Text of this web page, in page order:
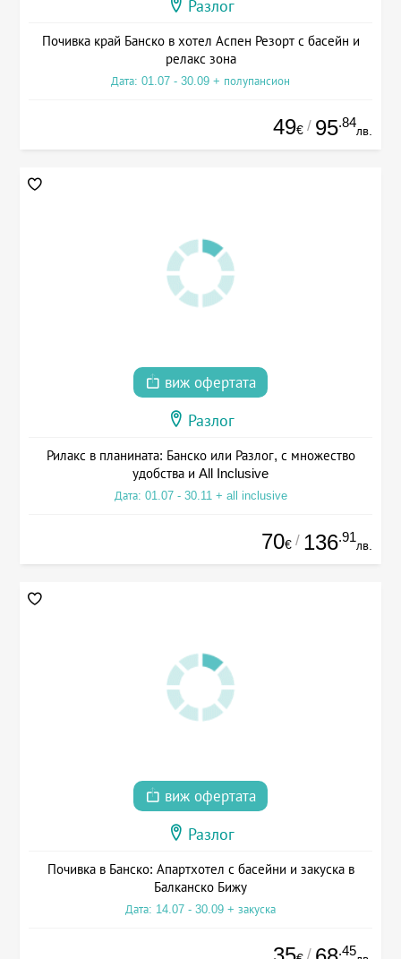
Разлог
Почивка край Банско в хотел Аспен Резорт с басейн и
релакс зона
Дата: 01.07 - 30.09 + полупансион
49€ / 95.84
лв.
виж офертата
Разлог
Рилакс в планината: Банско или Разлог, с множество
удобства и All Inclusive
Дата: 01.07 - 30.11 + all inclusive
70€ / 136.91
лв.
виж офертата
Разлог
Почивка в Банско: Апартхотел с басейни и закуска в
Балканско Бижу
Дата: 14.07 - 30.09 + закуска
/ .45